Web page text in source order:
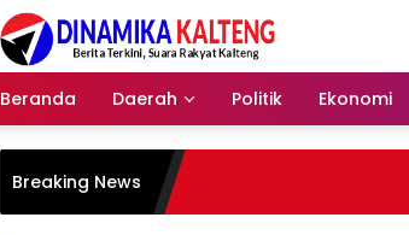
Beranda
Daerah Politik Ekonomi
Breaking News